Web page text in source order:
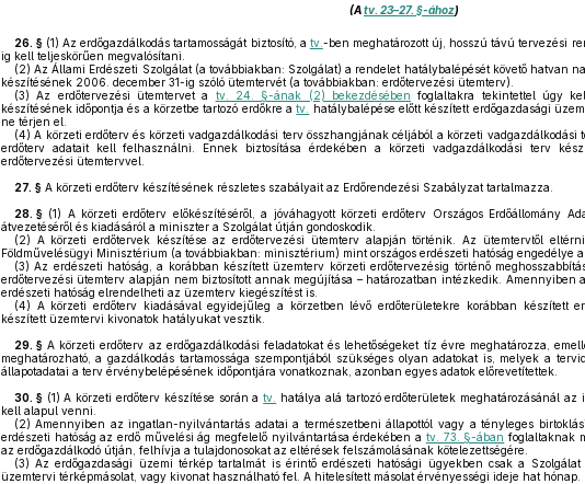
(Atv. 23–27. §-ához)
26. §(1) Az erdőgazdálkodás tartamosságát biztosító, a tv. -ben meghatározott új, hosszú távú tervezési
ig kell teljeskörűen megvalósítani.
(2) Az Állami Erdészeti Szolgálat (a továbbiakban: Szolgálat) a rendelet hatálybalépését követő hatvan
készítésének 2006. december 31-ig szóló ütemtervét (a továbbiakban: erdőtervezési ütemterv).
(3) Az erdőtervezési ütemtervet a tv. 24. §-ának (2) bekezdésében foglaltakra tekintettel úgy
készítésének időpontja és a körzetbe tartozó erdőkre atv.
hatálybalépése előtt készített erdőgazdasági
ne térjen el.
(4) A körzeti erdőterv és körzeti vadgazdálkodási terv összhangjának céljából a körzeti vadgazdálkodási
erdőterv adatait kell felhasználni. Ennek biztosítása érdekében a körzeti vadgazdálkodási terv
erdőtervezési ütemtervvel.
27. §A körzeti erdőterv készítésének részletes szabályait az Erdőrendezési Szabályzat tartalmazza.
28. §(1) A körzeti erdőterv előkészítéséről, a jóváhagyott körzeti erdőterv Országos Erdőállomány
átvezetéséről és kiadásáról a miniszter a Szolgálat útján gondoskodik.
(2) A körzeti erdőtervek készítése az erdőtervezési ütemterv alapján történik. Az ütemtervtől
Földművelésügyi Minisztérium (a továbbiakban: minisztérium) mint országos erdészeti hatóság engedélye
(3) Az erdészeti hatóság, a korábban készített üzemterv körzeti erdőtervezésig történő
erdőtervezési ütemterv alapján nem biztosított annak megújítása – határozatban intézkedik. Amennyiben
erdészeti hatóság elrendelheti az üzemterv kiegészítést is.
(4) A körzeti erdőterv kiadásával egyidejűleg a körzetben lévő erdőterületekre korábban készített
készített üzemtervi kivonatok hatályukat vesztik.
29. §A körzeti erdőterv az erdőgazdálkodási feladatokat és lehetőségeket tíz évre meghatározza,
meghatározható, a gazdálkodás tartamossága szempontjából szükséges olyan adatokat is, melyek a
állapotadatai a terv érvénybelépésének időpontjára vonatkoznak, azonban egyes adatok előrevetítettek.
30. §(1) A körzeti erdőterv készítése során atv.
hatálya alá tartozó erdőterületek meghatározásánál
kell alapul venni.
(2) Amennyiben az ingatlan-nyilvántartás adatai a természetbeni állapottól vagy a tényleges
erdészeti hatóság az erdő művelési ág megfelelő nyilvántartása érdekében a tv. 73. §-ában foglaltaknak
az erdőgazdálkodó útján, felhívja a tulajdonosokat az eltérések felszámolásának kötelezettségére.
(3) Az erdőgazdasági üzemi térkép tartalmát is érintő erdészeti hatósági ügyekben csak a
üzemtervi térképmásolat, vagy kivonat használható fel. A hitelesített másolat érvényességi ideje hat hónap.